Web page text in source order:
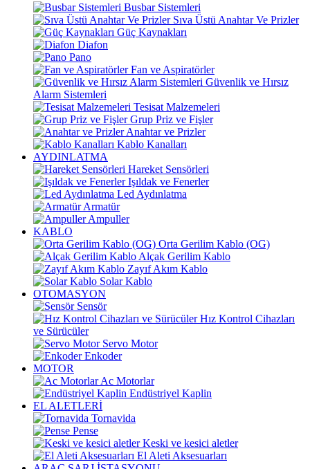
Busbar Sistemleri
Sıva Üstü Anahtar Ve Prizler
Güç Kaynakları
Diafon
Pano
Fan ve Aspiratörler
Güvenlik ve Hırsız
Alarm Sistemleri
Tesisat Malzemeleri
Grup Priz ve Fişler
Anahtar ve Prizler
Kablo Kanalları
AYDINLATMA
Hareket Sensörleri
Işıldak ve Fenerler
Led Aydınlatma
Armatür
Ampuller
KABLO
Orta Gerilim Kablo (OG)
Alçak Gerilim Kablo
Zayıf Akım Kablo
Solar Kablo
OTOMASYON
Sensör
Hız Kontrol Cihazları
ve Sürücüler
Servo Motor
Enkoder
MOTOR
Ac Motorlar
Endüstriyel Kaplin
EL ALETLERİ
Tornavida
Pense
Keski ve kesici aletler
El Aleti Aksesuarları